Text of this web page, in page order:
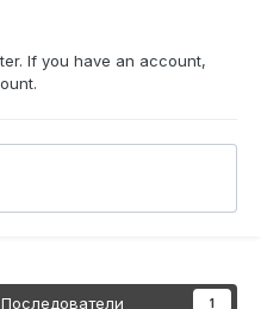
If you have an account,
Последователи 1